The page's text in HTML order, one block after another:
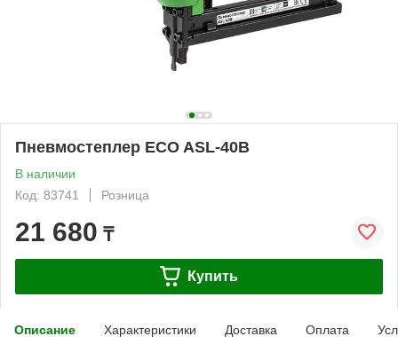
Пневмостеплер ECO ASL-40B
В наличии
Код: 83741
Розница
21 680 ₸
Купить
Описание Характеристики Доставка Оплата